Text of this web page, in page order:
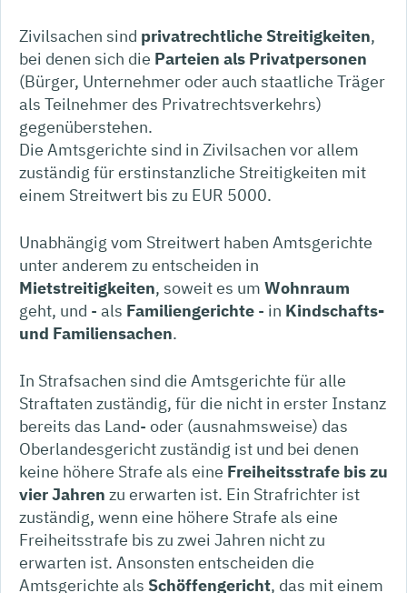
Zivilsachen sind privatrechtliche Streitigkeiten,
bei denen sich die Parteien als Privatpersonen
(Bürger, Unternehmer oder auch staatliche Träger
als Teilnehmer des Privatrechtsverkehrs)
gegenüberstehen.
Die Amtsgerichte sind in Zivilsachen vor allem
zuständig für erstinstanzliche Streitigkeiten mit
einem Streitwert bis zu EUR 5000.
Unabhängig vom Streitwert haben Amtsgerichte
unter anderem zu entscheiden in
Mietstreitigkeiten, soweit es um Wohnraum
geht, und - als Familiengerichte - in Kindschafts-
und Familiensachen.
In Strafsachen sind die Amtsgerichte für alle
Straftaten zuständig, für die nicht in erster Instanz
bereits das Land- oder (ausnahmsweise) das
Oberlandesgericht zuständig ist und bei denen
keine höhere Strafe als eine Freiheitsstrafe bis zu
vier Jahren zu erwarten ist. Ein Strafrichter ist
zuständig, wenn eine höhere Strafe als eine
Freiheitsstrafe bis zu zwei Jahren nicht zu
erwarten ist. Ansonsten entscheiden die
Amtsgerichte als Schöffengericht, das mit einem